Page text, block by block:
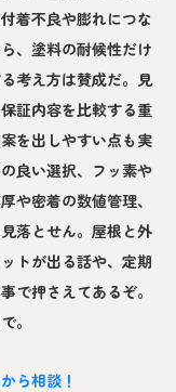
着不良や膨れにつな
、塗料の耐候性だけ
考え方は賛成だ。見
証内容を比較する重
を出しやすい点も実
良い選択、フッ素や
や密着の数値管理、
落とせん。屋根と外
トが出る話や、定期
で押さえてあるぞ。
。
ら相談！